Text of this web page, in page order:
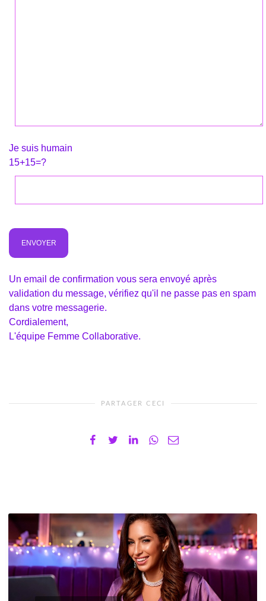
Je suis humain
15+15=?
Un email de confirmation vous sera envoyé après
validation du message, vérifiez qu'il ne passe pas en spam
dans votre messagerie.
Cordialement,
L'équipe Femme Collaborative.
PARTAGER CECI